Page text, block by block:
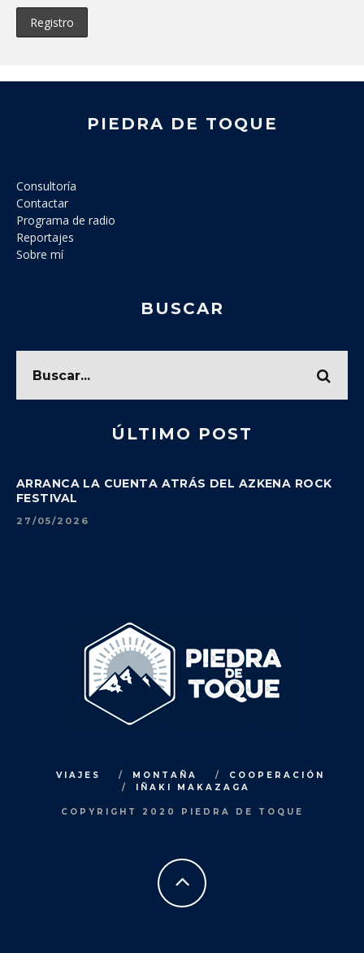
PIEDRA DE TOQUE
Consultoría
Contactar
Programa de radio
Reportajes
Sobre mí
BUSCAR
ÚLTIMO POST
ARRANCA LA CUENTA ATRÁS DEL AZKENA ROCK
FESTIVAL
27/05/2026
VIAJES MONTAÑA
COOPERACIÓN
IÑAKI MAKAZAGA
COPYRIGHT 2020 PIEDRA DE TOQUE